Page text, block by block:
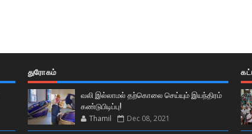
துரோகம்
வலி இல்லாமல் தற்கொலை செய்யும் இயந்திரம்
கண்டுபிடிப்பு!
Thamil Dec 08, 2021